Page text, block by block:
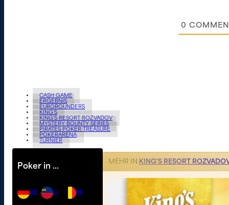
0
CASH GAME
ERGEBNIS
EUROROUNDERS
KING'S
KING'S RESORT ROZVADOV
MYSTERY BOUNTY SERIES
PIRATES POKER TREASURE
POKERARENA
TURNIER
Poker in …
DE LI BE
MEHR IN KING'S RESORT